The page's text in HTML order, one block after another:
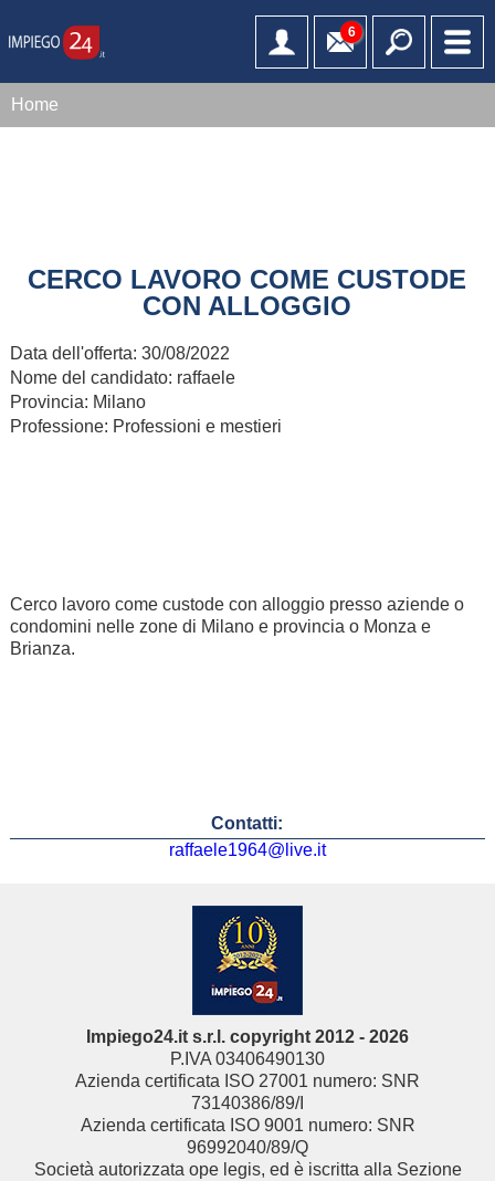
6
Home
CERCO LAVORO COME CUSTODE
CON ALLOGGIO
Data dell'offerta: 30/08/2022
Nome del candidato: raffaele
Provincia: Milano
Professione: Professioni e mestieri
Cerco lavoro come custode con alloggio presso aziende o
condomini nelle zone di Milano e provincia o Monza e
Brianza.
Contatti:
raffaele1964@live.it
Impiego24.it s.r.l. copyright 2012 - 2026
P.IVA 03406490130
Azienda certificata ISO 27001 numero: SNR
73140386/89/I
Azienda certificata ISO 9001 numero: SNR
96992040/89/Q
Società autorizzata ope legis, ed è iscritta alla Sezione